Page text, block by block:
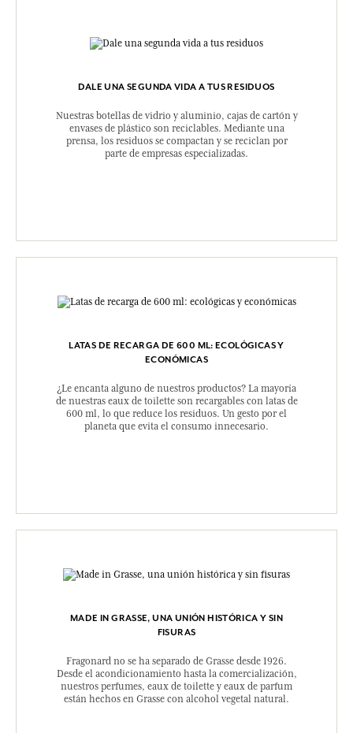
DALE UNA SEGUNDA VIDA A TUS RESIDUOS
Nuestras botellas de vidrio y aluminio, cajas de cartón y
envases de plástico son reciclables. Mediante una
prensa, los residuos se compactan y se reciclan por
parte de empresas especializadas.
LATAS DE RECARGA DE 600 ML: ECOLÓGICAS Y
ECONÓMICAS
¿Le encanta alguno de nuestros productos? La mayoría
de nuestras eaux de toilette son recargables con latas de
600 ml, lo que reduce los residuos. Un gesto por el
planeta que evita el consumo innecesario.
MADE IN GRASSE, UNA UNIÓN HISTÓRICA Y SIN
FISURAS
Fragonard no se ha separado de Grasse desde 1926.
Desde el acondicionamiento hasta la comercialización,
nuestros perfumes, eaux de toilette y eaux de parfum
están hechos en Grasse con alcohol vegetal natural.